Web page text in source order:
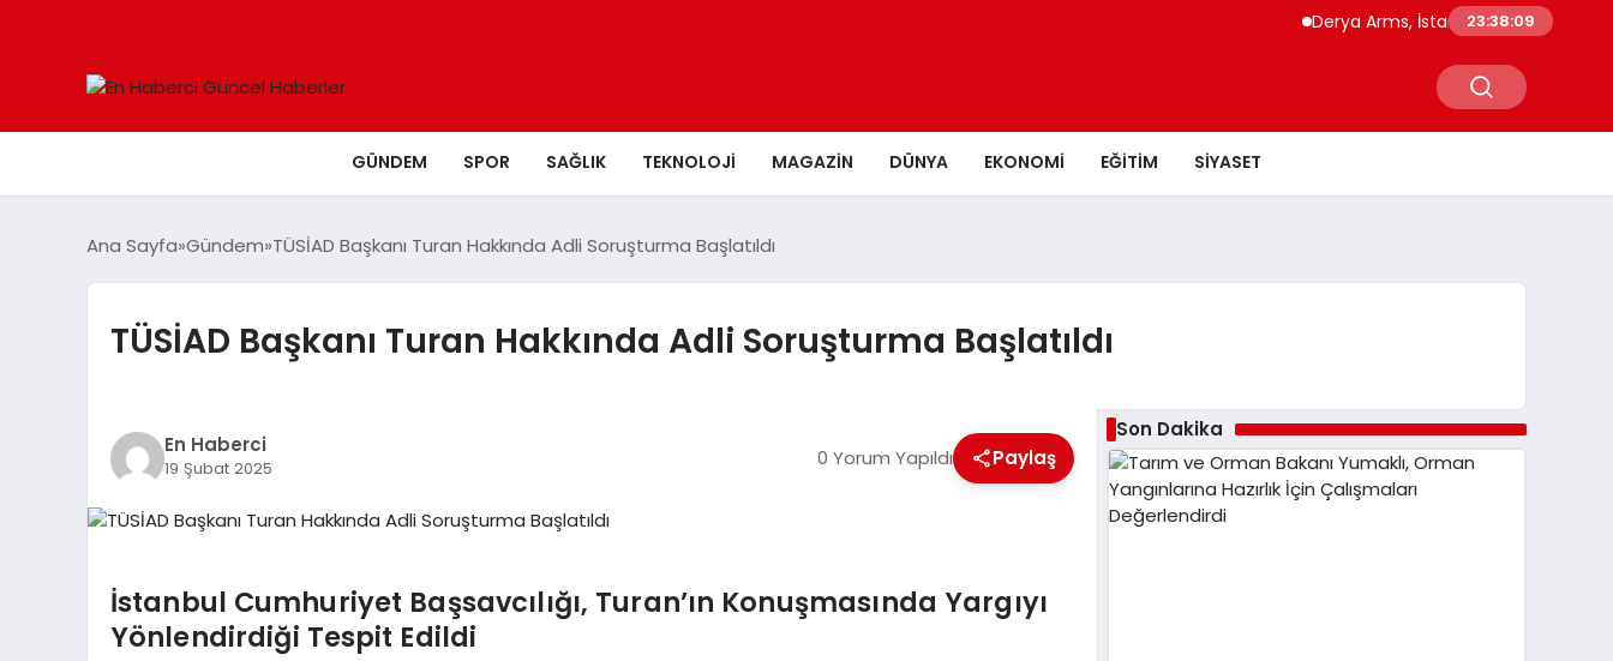
Derya Arms, İstanbul Prohunt
23:38:09
GÜNDEM SPOR SAĞLIK TEKNOLOJI MAGAZIN DÜNYA EKONOMI EĞITIM SIYASET
Ana Sayfa Gündem TÜSİAD Başkanı Turan Hakkında Adli Soruşturma Başlatıldı
TÜSİAD Başkanı Turan Hakkında Adli Soruşturma Başlatıldı
En Haberci
19 Şubat 2025 0 Yorum Yapıldı Paylaş
İstanbul Cumhuriyet Başsavcılığı, Turan’ın Konuşmasında Yargıyı
Yönlendirdiği Tespit Edildi
Son Dakika